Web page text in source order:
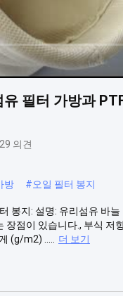
필터 가방과
29 의견
방 #오일 필터 봉지
봉지: 설명: 유리섬유 바
점이 있습니다., 부식 저
(g/m2) .....
더 보기